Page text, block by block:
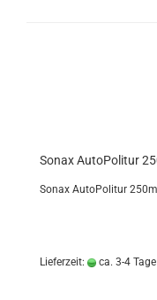
Sonax Au­to­Po­li­tur
Sonax Au­to­Po­li­tur 250ml
Lieferzeit: ca. 3-4 Tage